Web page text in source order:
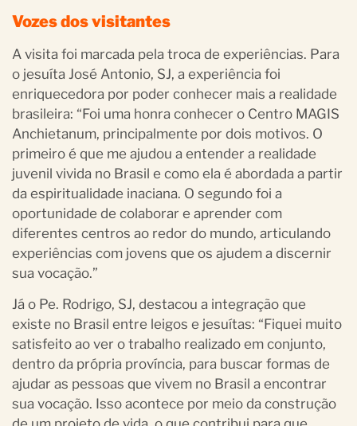
Vozes dos visitantes
A visita foi marcada pela troca de experiências. Para
o jesuíta José Antonio, SJ, a experiência foi
enriquecedora por poder conhecer mais a realidade
brasileira: “Foi uma honra conhecer o Centro MAGIS
Anchietanum, principalmente por dois motivos. O
primeiro é que me ajudou a entender a realidade
juvenil vivida no Brasil e como ela é abordada a partir
da espiritualidade inaciana. O segundo foi a
oportunidade de colaborar e aprender com
diferentes centros ao redor do mundo, articulando
experiências com jovens que os ajudem a discernir
sua vocação.”
Já o Pe. Rodrigo, SJ, destacou a integração que
existe no Brasil entre leigos e jesuítas: “Fiquei muito
satisfeito ao ver o trabalho realizado em conjunto,
dentro da própria província, para buscar formas de
ajudar as pessoas que vivem no Brasil a encontrar
sua vocação. Isso acontece por meio da construção